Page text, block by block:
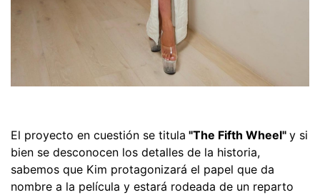
El proyecto en cuestión se titula "The Fifth Wheel" y si
bien se desconocen los detalles de la historia,
sabemos que Kim protagonizará el papel que da
nombre a la película y estará rodeada de un reparto